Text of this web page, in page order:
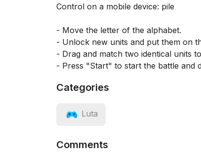
Control on a mobile device: pile
- Move the letter of the alphabet.
- Unlock new units and put them on
- Drag and match two identical units
- Press "Start" to start the battle and
Categories
Luta
Comments